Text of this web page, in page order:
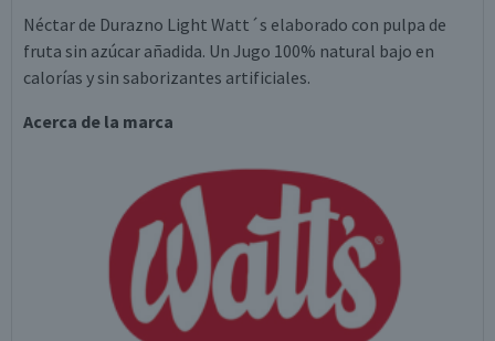
Néctar de Durazno Light Watt´s elaborado con pulpa de
fruta sin azúcar añadida. Un Jugo 100% natural bajo en
calorías y sin saborizantes artificiales.
Acerca de la marca